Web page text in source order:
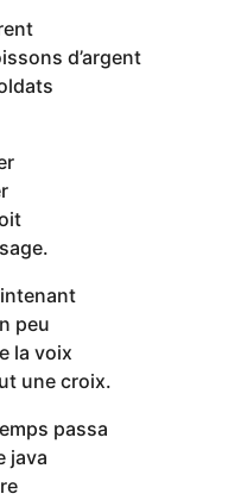
d’argent
peu
la voix
une croix.
passa
java